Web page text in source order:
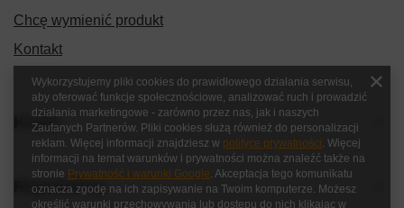
Chcę wymienić produkt
Kontakt
Konto
Regulaminy
Wykorzystujemy pliki cookies do prawidłowego działania serwisu,
aby oferować funkcje społecznościowe, analizować ruch i prowadzić
działania marketingowe - zarówno przez nas, jak i naszych
Zaufanych Partnerów. Pliki cookies służą również do personalizacji
reklam. Więcej informacji znajdziesz w polityce prywatności. Więcej
informacji na temat warunków i prywatności można znaleźć także na
stronie Prywatność i warunki Google. Akceptacja tego komunikatu
oznacza zgodę na ich zapisywanie na Twoim komputerze. Możesz
określić warunki przechowywania lub dostępu do nich klikając w